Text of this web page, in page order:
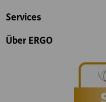
Services
Über ERGO